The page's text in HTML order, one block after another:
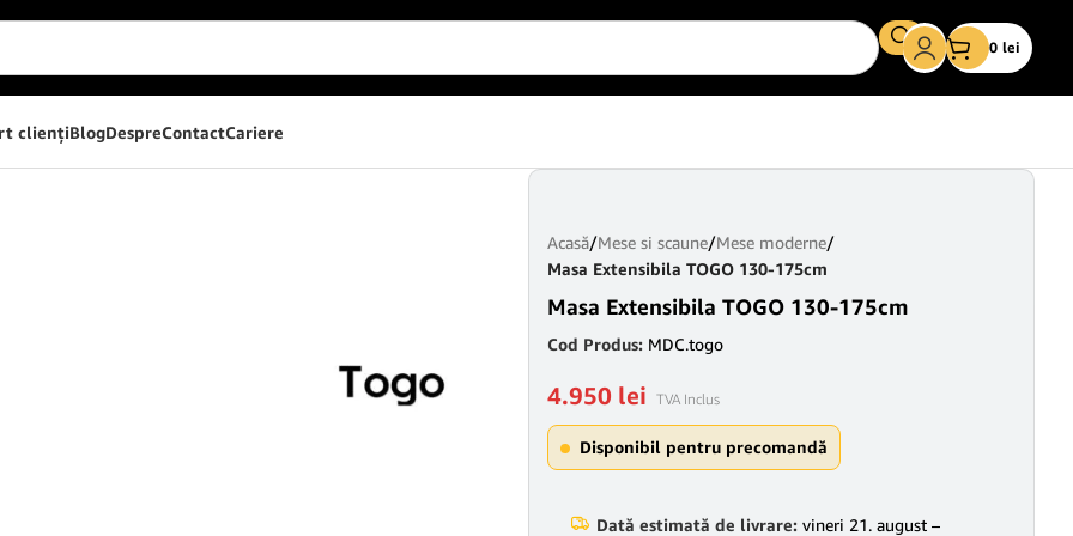
0 lei
clienţiBlogDespreContactCariere
Acasă/Mese si scaune/Mese moderne/
Masa Extensibila TOGO 130-175cm
Masa Extensibila TOGO 130-175cm
Cod Produs: MDC.togo
4.950 lei TVA Inclus
Disponibil pentru precomandă
Dată estimată de livrare: vineri 21. august –